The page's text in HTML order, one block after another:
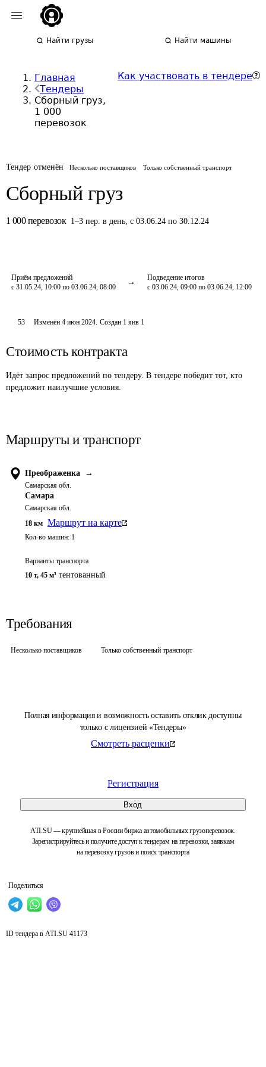
Найти грузы Найти машины
Главная
Тендеры
Сборный груз,
1 000
перевозок
Как участвовать в тендере
Тендер отменён Несколько поставщиков Только собственный транспорт
Сборный груз
1 000 перевозок 1–3 пер. в день,с 03.06.24 по 30.12.24
Приём предложений
с 31.05.24, 10:00 по 03.06.24, 08:00
Подведение итогов
с 03.06.24, 09:00 по 03.06.24, 12:00
Полная информация и возможность оставить отклик доступны
только с лицензией «Тендеры»
Смотреть расценки
Регистрация
Вход
ATI.SU — крупнейшая в России биржа автомобильных грузоперевозок.
Зарегистрируйтесь и получите доступ к тендерам на перевозки, заявкам
на перевозку грузов и поиск транспорта
Поделиться
53 Изменён4 июн 2024. Создан 1 янв 1
Стоимость контракта
Идёт запрос предложений по тендеру. В тендере победит тот, кто
предложит наилучшие условия.
Маршруты и транспорт
Преображенка →
Самарская обл.
Самара
Самарская обл.
18 км Маршрут на карте
Кол-во машин: 1
Варианты транспорта
10 т, 45 м³ тентованный
Требования
Несколько поставщиков Только собственный транспорт
ID тендера в ATI.SU 41173